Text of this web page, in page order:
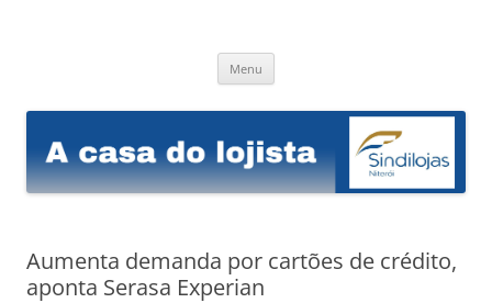
Menu
conteúdo
Aumenta demanda por cartões de crédito,
aponta Serasa Experian